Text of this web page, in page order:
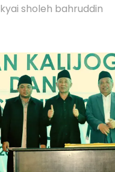
kyai sholeh bahruddin